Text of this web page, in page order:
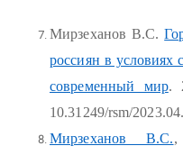
Мирзеханов В.С.
россиян в условиях
современный мир.
10.31249/rsm/
Мирзеханов В.С.,